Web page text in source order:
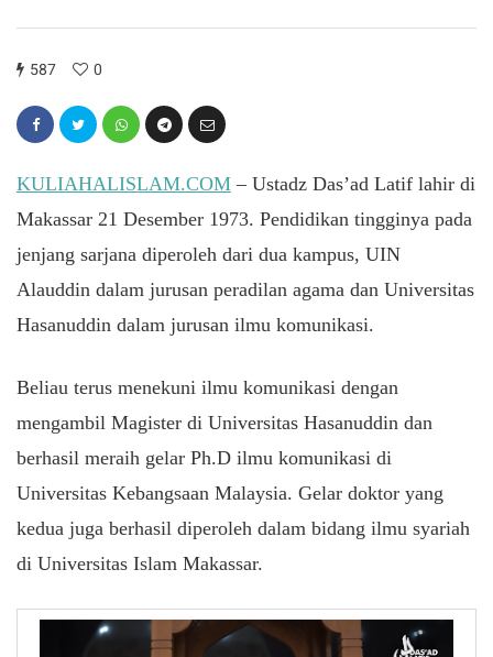
587 0
KULIAHALISLAM.COM – Ustadz Das’ad Latif lahir di
Makassar 21 Desember 1973. Pendidikan tingginya pada
jenjang sarjana diperoleh dari dua kampus, UIN
Alauddin dalam jurusan peradilan agama dan Universitas
Hasanuddin dalam jurusan ilmu komunikasi.
Beliau terus menekuni ilmu komunikasi dengan
mengambil Magister di Universitas Hasanuddin dan
berhasil meraih gelar Ph.D ilmu komunikasi di
Universitas Kebangsaan Malaysia. Gelar doktor yang
kedua juga berhasil diperoleh dalam bidang ilmu syariah
di Universitas Islam Makassar.